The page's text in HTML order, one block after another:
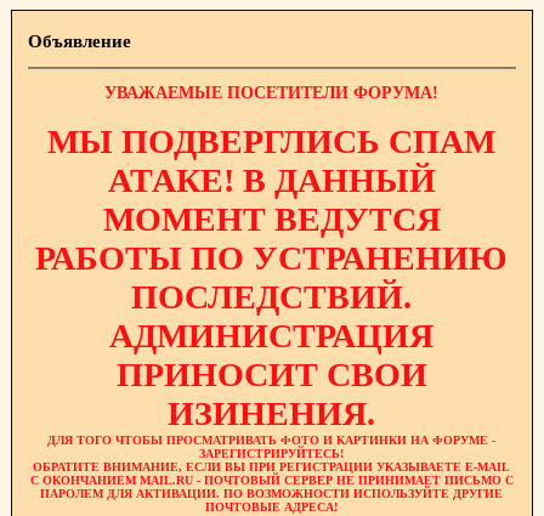
Объявление
УВАЖАЕМЫЕ ПОСЕТИТЕЛИ ФОРУМА!
МЫ ПОДВЕРГЛИСЬ СПАМ
АТАКЕ! В ДАННЫЙ
МОМЕНТ ВЕДУТСЯ
РАБОТЫ ПО УСТРАНЕНИЮ
ПОСЛЕДСТВИЙ.
АДМИНИСТРАЦИЯ
ПРИНОСИТ СВОИ
ИЗИНЕНИЯ.
ДЛЯ ТОГО ЧТОБЫ ПРОСМАТРИВАТЬ ФОТО И КАРТИНКИ НА ФОРУМЕ -
ЗАРЕГИСТРИРУЙТЕСЬ!
ОБРАТИТЕ ВНИМАНИЕ, ЕСЛИ ВЫ ПРИ РЕГИСТРАЦИИ УКАЗЫВАЕТЕ E-MAIL
С ОКОНЧАНИЕМ MAIL.RU - ПОЧТОВЫЙ СЕРВЕР НЕ ПРИНИМАЕТ ПИСЬМО С
ПАРОЛЕМ ДЛЯ АКТИВАЦИИ. ПО ВОЗМОЖНОСТИ ИСПОЛЬЗУЙТЕ ДРУГИЕ
ПОЧТОВЫЕ АДРЕСА!